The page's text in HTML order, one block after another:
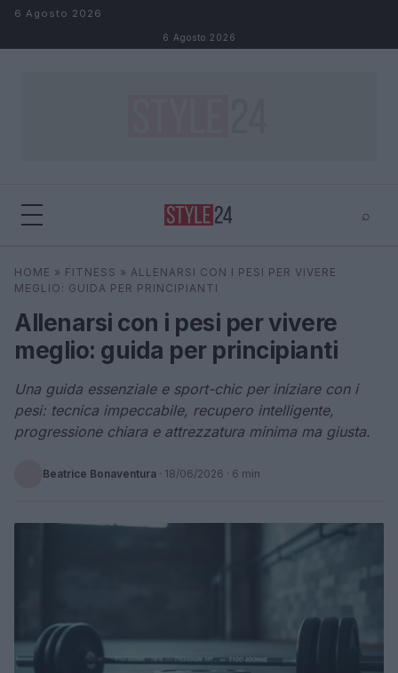
Salta al contenuto
6 Agosto 2026
6 Agosto 2026
⌕
Cerca ⌕
HOME » FITNESS » ALLENARSI CON I PESI PER VIVERE
MEGLIO: GUIDA PER PRINCIPIANTI
Allenarsi con i pesi per vivere
meglio: guida per principianti
Una guida essenziale e sport-chic per iniziare con i
pesi: tecnica impeccabile, recupero intelligente,
progressione chiara e attrezzatura minima ma giusta.
Beatrice Bonaventura · 18/06/2026 · 6 min